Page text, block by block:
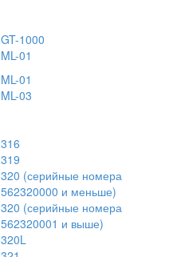
GT-1000
ML-01
ML-01
ML-03
316
319
320 (серийные номера
562320000 и меньше)
320 (серийные номера
562320001 и выше)
320L